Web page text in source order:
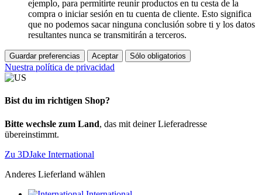
ejemplo, para permitirte reunir productos en tu cesta de la
compra o iniciar sesión en tu cuenta de cliente. Esto significa
que no podemos sacar ninguna conclusión sobre ti y los datos
resultantes nunca se transmitirán a terceros.
Guardar preferencias Aceptar Sólo obligatorios
Nuestra política de privacidad
Bist du im richtigen Shop?
Bitte wechsle zum Land, das mit deiner Lieferadresse
übereinstimmt.
Zu 3DJake International
Anderes Lieferland wählen